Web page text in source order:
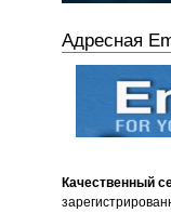
Адресная
Качественный